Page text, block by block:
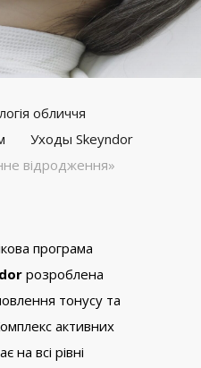
обличчя
Уходы Skeyndor
відродження»
програма
розроблена
тонусу та
активних
на всі рівні